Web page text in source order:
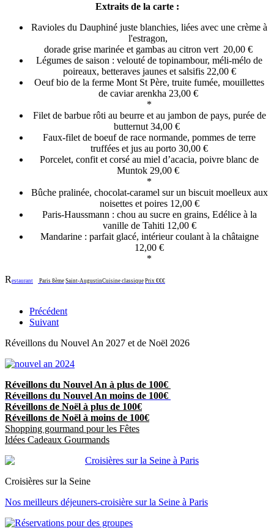
Extraits de la carte :
Ravioles du Dauphiné juste blanchies, liées avec une crème à
l'estragon,
dorade grise marinée et gambas au citron vert 20,00 €
Légumes de saison : velouté de topinambour, méli-mélo de
poireaux, betteraves jaunes et salsifis 22,00 €
Oeuf bio de la ferme Mont St Père, truite fumée, mouillettes
de caviar arenkha 23,00 €
*
Filet de barbue rôti au beurre et au jambon de pays, purée de
butternut 34,00 €
Faux-filet de boeuf de race normande, pommes de terre
truffées et jus au porto 30,00 €
Porcelet, confit et corsé au miel d’acacia, poivre blanc de
Muntok 29,00 €
*
Bûche pralinée, chocolat-caramel sur un biscuit moelleux aux
noisettes et poires 12,00 €
Paris-Haussmann : chou au sucre en grains, Edélice à la
vanille de Tahiti 12,00 €
Mandarine : parfait glacé, intérieur coulant à la châtaigne
12,00 €
*
R estaurant Paris 8ème Saint-AugustinCuisine classique Prix €€€
Précédent
Suivant
Réveillons du Nouvel An 2027 et de Noël 2026
Réveillons du Nouvel An à plus de 100€
Réveillons du Nouvel An moins de 100€
Réveillons de Noël à plus de 100€
Réveillons de Noël à moins de 100€
Shopping gourmand pour les Fêtes
Idées Cadeaux Gourmands
Croisières sur la Seine
Nos meilleurs déjeuners-croisière sur la Seine à Paris